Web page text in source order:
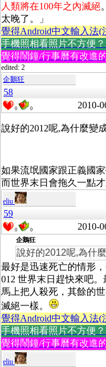
人類將在100年之內滅絕
太晚了。」
覺得Android中文輸入法
手機照相看照片不方便
覺得鬧鐘/行事曆有改進
edited: 2
企鵝狂
58
0 0 2010-
說好的2012呢,為什麼變
如果流氓國家跟正義國
而世界末日會拖久一點才
eliu
59
0 0 2010-
企鵝狂
說好的2012呢,為什
最好是迅速死亡的情形
012 世界末日趕快來吧
馬上把人殺死，其餘的
滅絕一樣。
覺得Android中文輸入法
手機照相看照片不方便
覺得鬧鐘/行事曆有改進
eliu